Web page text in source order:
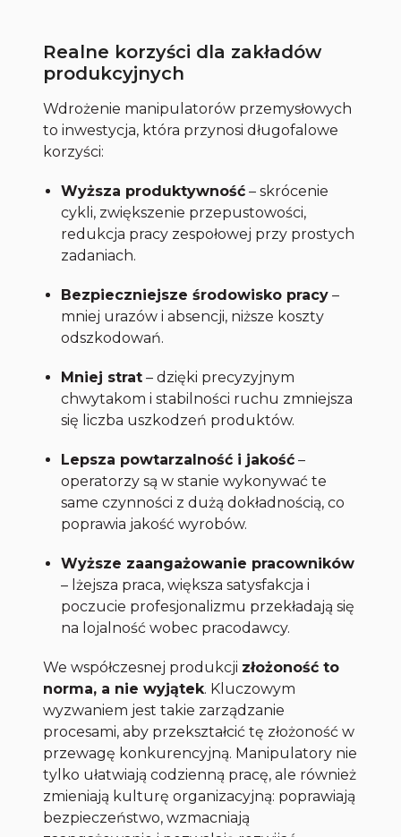
Realne korzyści dla zakładów
produkcyjnych
Wdrożenie manipulatorów przemysłowych
to inwestycja, która przynosi długofalowe
korzyści:
Wyższa produktywność – skrócenie
cykli, zwiększenie przepustowości,
redukcja pracy zespołowej przy prostych
zadaniach.
Bezpieczniejsze środowisko pracy –
mniej urazów i absencji, niższe koszty
odszkodowań.
Mniej strat – dzięki precyzyjnym
chwytakom i stabilności ruchu zmniejsza
się liczba uszkodzeń produktów.
Lepsza powtarzalność i jakość –
operatorzy są w stanie wykonywać te
same czynności z dużą dokładnością, co
poprawia jakość wyrobów.
Wyższe zaangażowanie pracowników
– lżejsza praca, większa satysfakcja i
poczucie profesjonalizmu przekładają się
na lojalność wobec pracodawcy.
We współczesnej produkcji złożoność to
norma, a nie wyjątek. Kluczowym
wyzwaniem jest takie zarządzanie
procesami, aby przekształcić tę złożoność w
przewagę konkurencyjną. Manipulatory nie
tylko ułatwiają codzienną pracę, ale również
zmieniają kulturę organizacyjną: poprawiają
bezpieczeństwo, wzmacniają